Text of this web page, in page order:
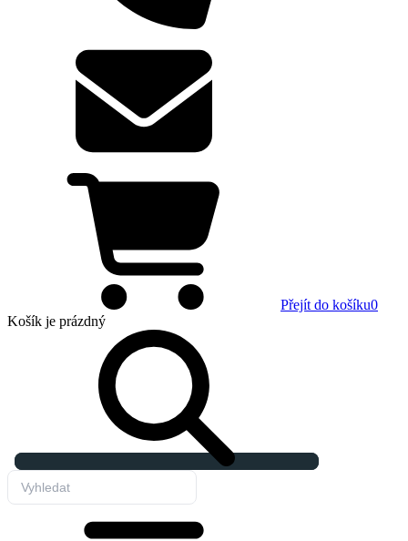
Přejít do košíku0
Košík je prázdný